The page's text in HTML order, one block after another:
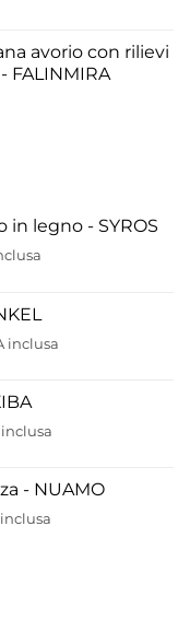
avorio con rilievi
FALINMIRA
legno - SYROS
€
€
€
€
inclusa
€
inclusa
- NUAMO